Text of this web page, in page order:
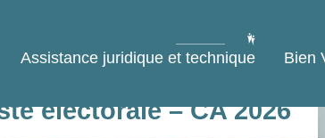
Assistance juridique et technique Bien
électorale – CA 2026